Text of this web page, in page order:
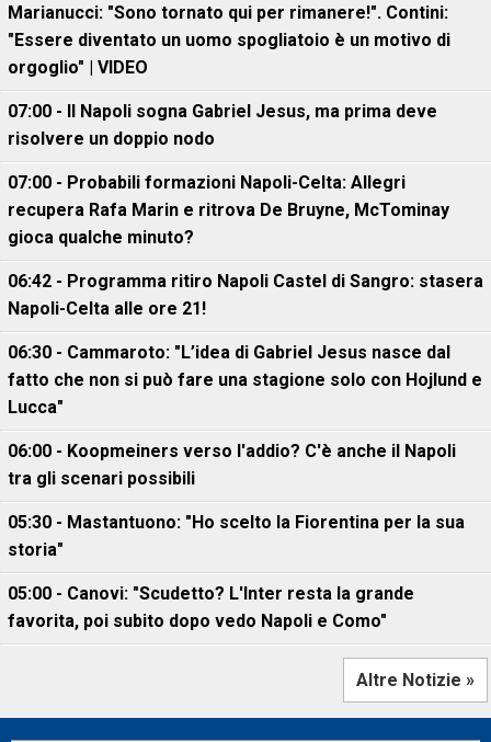
Marianucci: "Sono tornato qui per rimanere!". Contini:
"Essere diventato un uomo spogliatoio è un motivo di
orgoglio" | VIDEO
07:00 - Il Napoli sogna Gabriel Jesus, ma prima deve
risolvere un doppio nodo
07:00 - Probabili formazioni Napoli-Celta: Allegri
recupera Rafa Marin e ritrova De Bruyne, McTominay
gioca qualche minuto?
06:42 - Programma ritiro Napoli Castel di Sangro: stasera
Napoli-Celta alle ore 21!
06:30 - Cammaroto: "L’idea di Gabriel Jesus nasce dal
fatto che non si può fare una stagione solo con Hojlund e
Lucca"
06:00 - Koopmeiners verso l'addio? C'è anche il Napoli
tra gli scenari possibili
05:30 - Mastantuono: "Ho scelto la Fiorentina per la sua
storia"
05:00 - Canovi: "Scudetto? L'Inter resta la grande
favorita, poi subito dopo vedo Napoli e Como"
Altre Notizie »